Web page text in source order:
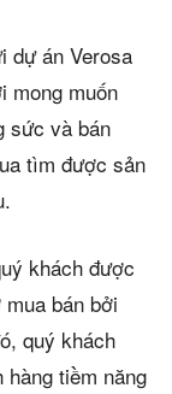
dự án Verosa
mong muốn
sức và bán
tìm được sản
khách được
bán bởi
quý khách
tiềm năng